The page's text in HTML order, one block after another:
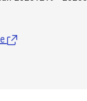
(Länk till extern